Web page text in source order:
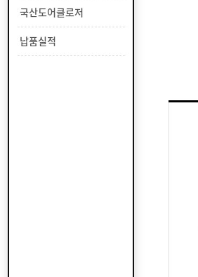
국산도어클로저
납품실적
제
작
수
플
로
국